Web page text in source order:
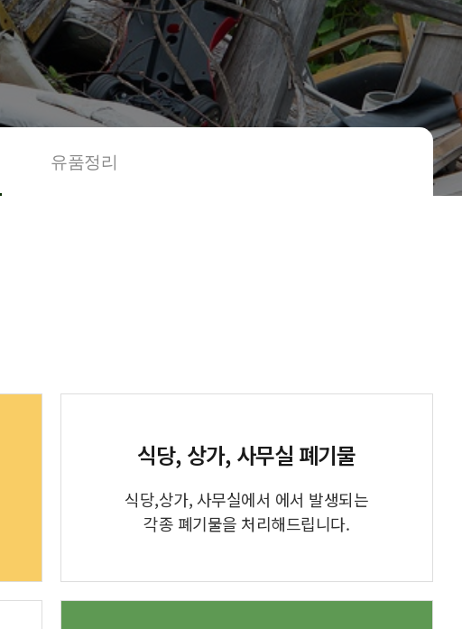
유품정리
식당, 상가, 사무실 폐기물
식당,상가, 사무실에서 에서 발생되는
각종 폐기물을 처리해드립니다.